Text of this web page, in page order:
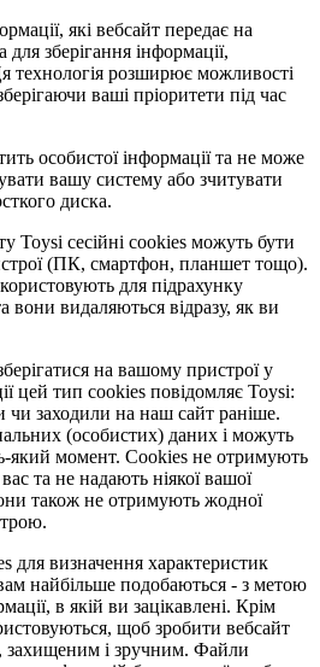
які вебсайт передає на
зберігання інформації,
технологія розширює можливості
ваші пріоритети під час
особистої інформації та не може
вашу систему або зчитувати
диска.
Toysi сесійні cookies можуть бути
(ПК, смартфон, планшет тощо).
для підрахунку
вони видаляються відразу, як ви
на вашому пристрої у
цей тип cookies повідомляє Toysi:
чи заходили на наш сайт раніше.
(особистих) даних і можуть
який момент. Сookies не отримують
та не надають ніякої вашої
також не отримують жодної
для визначення характеристик
найбільше подобаються - з метою
в якій ви зацікавлені. Крім
щоб зробити вебсайт
захищеним і зручним. Файли